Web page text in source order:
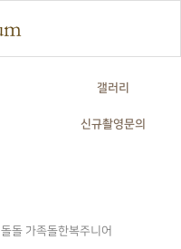
갤러리
신규촬영문의
돌돌 가족돌한복주니어